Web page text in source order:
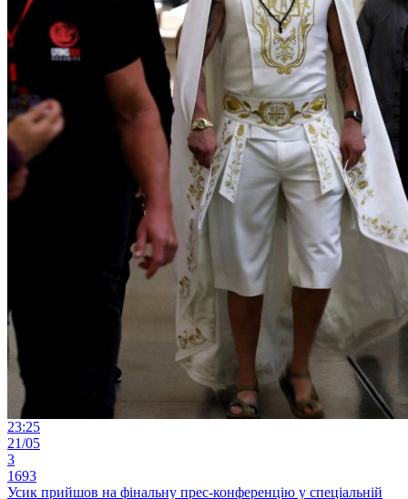
23:25
21/05
3
1693
Усик прийшов на фінальну прес-конференцію у спеціальній